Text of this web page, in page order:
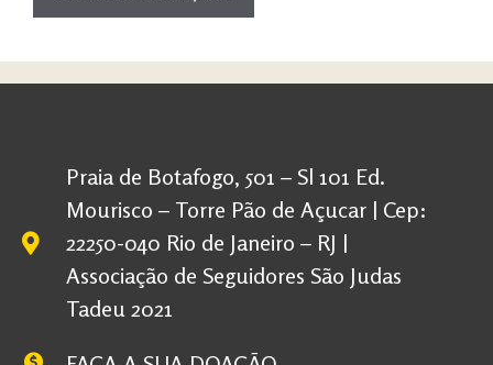
Praia de Botafogo, 501 – Sl 101 Ed.
Mourisco – Torre Pão de Açucar | Cep:
22250-040 Rio de Janeiro – RJ |
Associação de Seguidores São Judas
Tadeu 2021